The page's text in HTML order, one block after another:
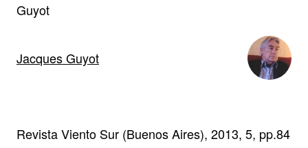
Guyot
Jacques Guyot
Revista Viento Sur (Buenos Aires), 2013, 5, pp.84